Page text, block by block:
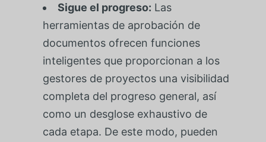
Sigue el progreso: Las
herramientas de aprobación de
documentos ofrecen funciones
inteligentes que proporcionan a los
gestores de proyectos una visibilidad
completa del progreso general, así
como un desglose exhaustivo de
cada etapa. De este modo, pueden